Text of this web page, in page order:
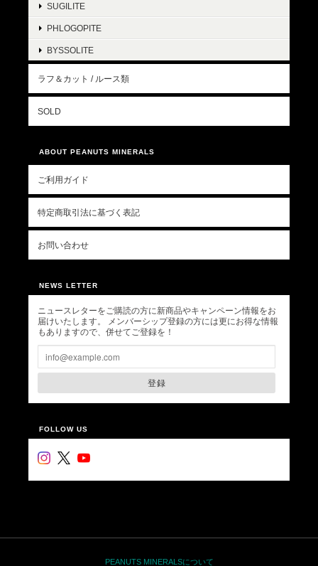
SUGILITE
PHLOGOPITE
BYSSOLITE
ラフ＆カット / ルース類
SOLD
ABOUT PEANUTS MINERALS
ご利用ガイド
特定商取引法に基づく表記
お問い合わせ
NEWS LETTER
ニュースレターをご購読の方に新商品やキャンペーン情報をお
届けいたします。 メンバーシップ登録の方には更にお得な情報
もありますので、併せてご登録を！
登録
FOLLOW US
PEANUTS MINERALSについて